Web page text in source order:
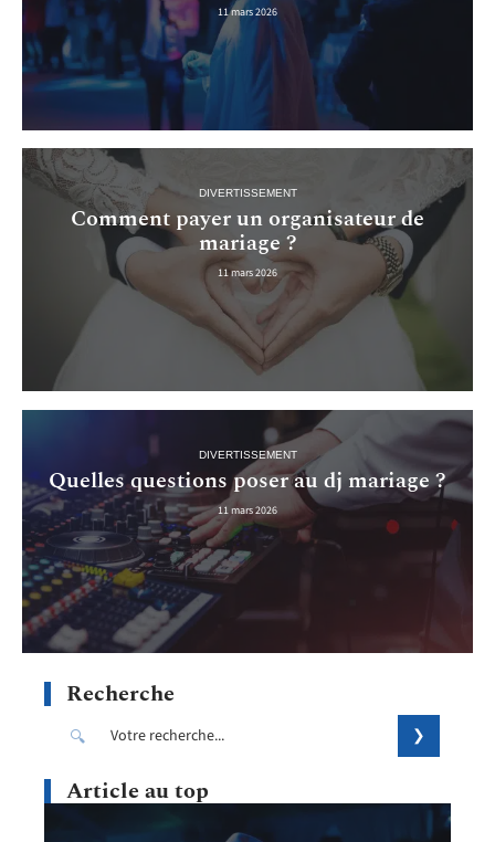
11 mars 2026
DIVERTISSEMENT
Comment payer un organisateur de
mariage ?
11 mars 2026
DIVERTISSEMENT
Quelles questions poser au dj mariage ?
11 mars 2026
Recherche
Article au top